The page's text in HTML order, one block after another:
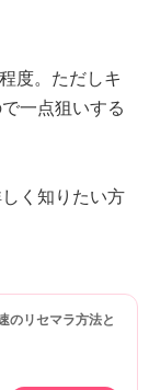
度。ただしキ
一点狙いする
く知りたい方
のリセマラ方法と